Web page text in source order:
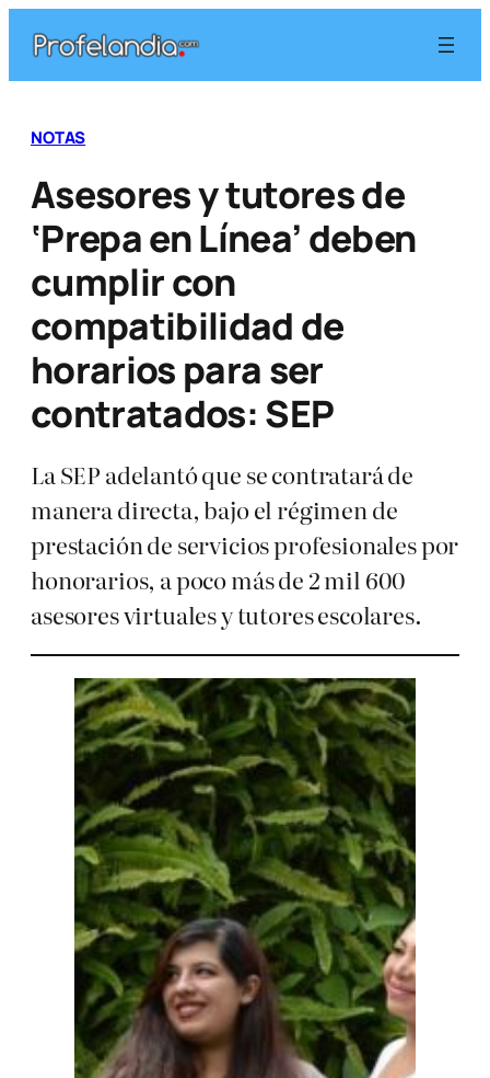
contenido
NOTAS
Asesores y tutores de
‘Prepa en Línea’ deben
cumplir con
compatibilidad de
horarios para ser
contratados: SEP
La SEP adelantó que se contratará de
manera directa, bajo el régimen de
prestación de servicios profesionales por
honorarios, a poco más de 2 mil 600
asesores virtuales y tutores escolares.